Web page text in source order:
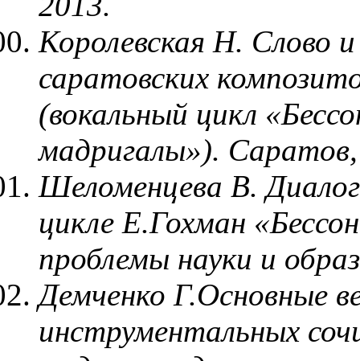
Королевская Н. Слово
саратовских
(вокальный цикл
мадригалы»).
Шеломенцева В.
цикле Е.Гохман
проблемы науки и
Демченко Г.Основные
инструментальных